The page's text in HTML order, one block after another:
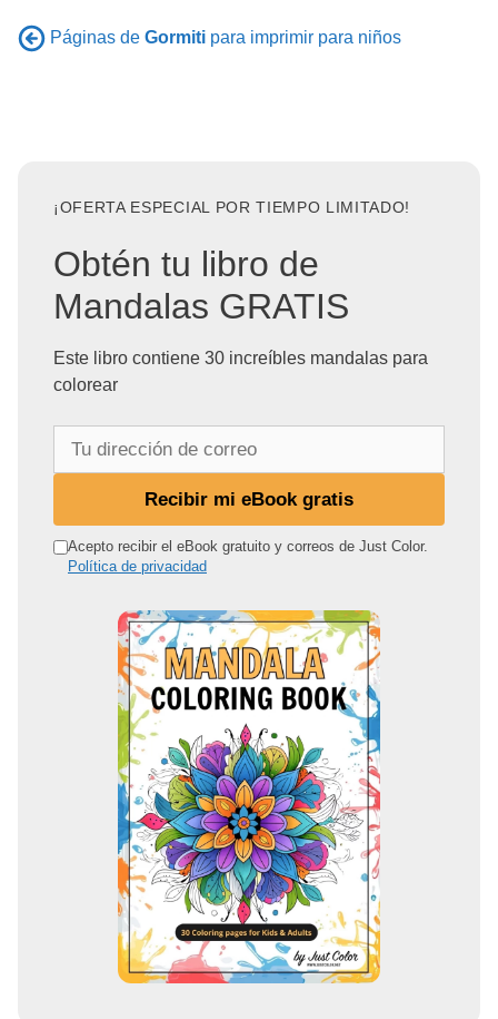
Páginas de Gormiti para imprimir para niños
¡OFERTA ESPECIAL POR TIEMPO LIMITADO!
Obtén tu libro de
Mandalas GRATIS
Este libro contiene 30 increíbles mandalas para
colorear
r
Recibir mi eBook gratis
Acepto recibir el eBook gratuito y correos de Just Color.
Política de privacidad